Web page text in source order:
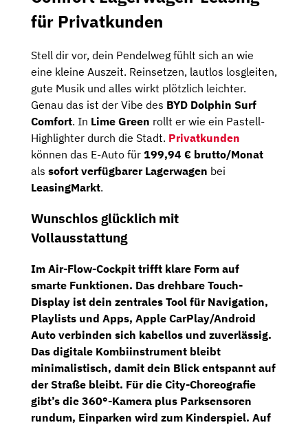
für Privatkunden
Stell dir vor, dein Pendelweg fühlt sich an wie
eine kleine Auszeit. Reinsetzen, lautlos losgleiten,
gute Musik und alles wirkt plötzlich leichter.
Genau das ist der Vibe des BYD Dolphin Surf
Comfort. In Lime Green rollt er wie ein Pastell-
Highlighter durch die Stadt. Privatkunden
können das E-Auto für 199,94 € brutto/Monat
als sofort verfügbarer Lagerwagen bei
LeasingMarkt.
Wunschlos glücklich mit
Vollausstattung
Im Air-Flow-Cockpit trifft klare Form auf
smarte Funktionen. Das drehbare Touch-
Display ist dein zentrales Tool für Navigation,
Playlists und Apps, Apple CarPlay/Android
Auto verbinden sich kabellos und zuverlässig.
Das digitale Kombiinstrument bleibt
minimalistisch, damit dein Blick entspannt auf
der Straße bleibt. Für die City-Choreografie
gibt’s die 360°-Kamera plus Parksensoren
rundum, Einparken wird zum Kinderspiel. Auf